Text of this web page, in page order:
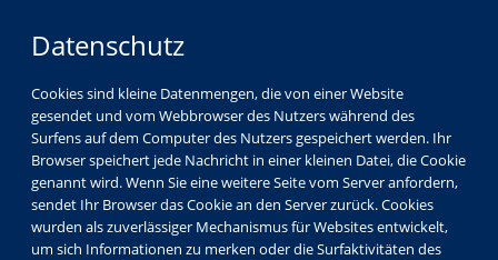
Datenschutz
Cookies sind kleine Datenmengen, die von einer Website
gesendet und vom Webbrowser des Nutzers während des
Surfens auf dem Computer des Nutzers gespeichert werden. Ihr
Browser speichert jede Nachricht in einer kleinen Datei, die Cookie
genannt wird. Wenn Sie eine weitere Seite vom Server anfordern,
sendet Ihr Browser das Cookie an den Server zurück. Cookies
wurden als zuverlässiger Mechanismus für Websites entwickelt,
um sich Informationen zu merken oder die Surfaktivitäten des
Über uns Dozenten Detlef Kather